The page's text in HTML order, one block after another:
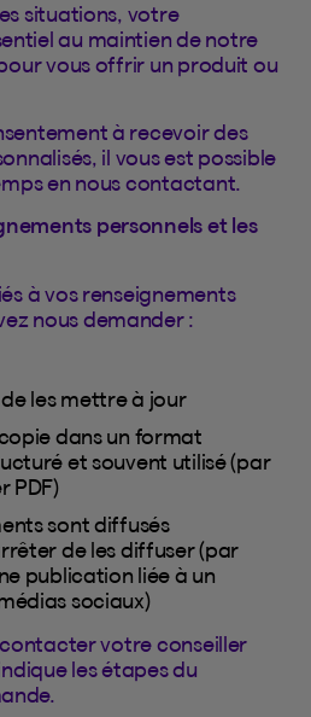
situations, votre
au maintien de notre
vous offrir un produit ou
à recevoir des
il vous est possible
en nous contactant.
personnels et les
à vos renseignements
nous demander :
les mettre à jour
copie dans un format
et souvent utilisé (par
PDF)
sont diffusés
de les diffuser (par
publication liée à un
sociaux)
votre conseiller
les étapes du